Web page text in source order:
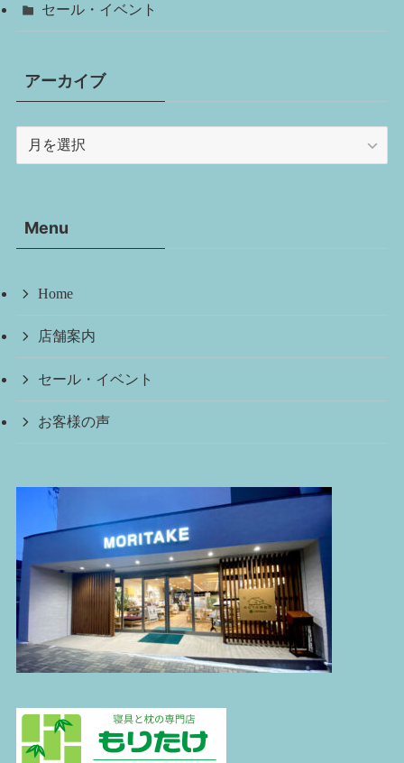
セール・イベント
アーカイブ
ブMenu
Home
店舗案内
セール・イベント
お客様の声